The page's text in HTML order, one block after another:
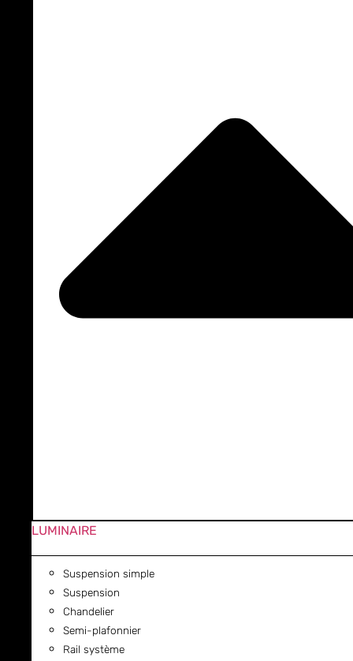
LUMINAIRE
Suspension simple
Suspension
Chandelier
Semi-plafonnier
Rail système